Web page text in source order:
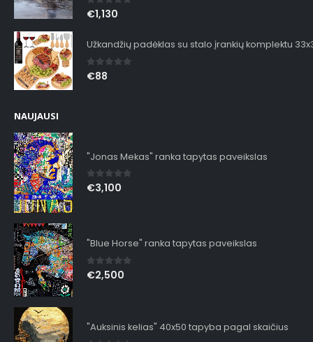
0out of 5
€1,130
Užkandžių padėklas su stalo įrankių komplektu
0out of 5
€88
NAUJAUSI
"Jonas Mekas" ranka tapytas paveikslas
0out of 5
€3,100
"Blue Horse" ranka tapytas paveikslas
0out of 5
€2,500
"Auksinis kelias" 40x50 tapyba pagal skaičius